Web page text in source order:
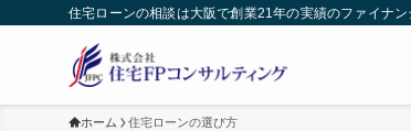
住宅ローンの相談は大阪で創業21年の実績のファイナン
ホーム 住宅ローンの選び方